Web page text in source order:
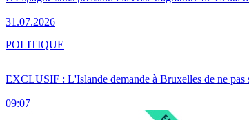
31.07.2026
EXCLUSIF : L'Islande demande à Bruxelles de ne pas
09:07
POLITIQUE